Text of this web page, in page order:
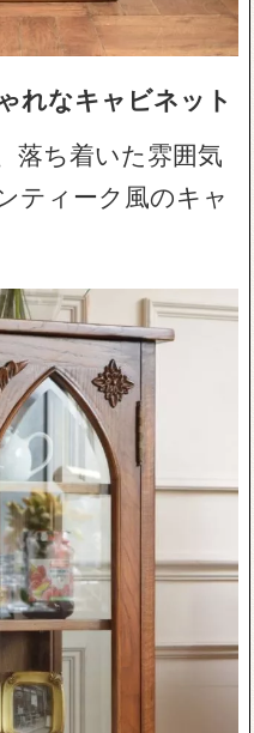
れなキャビネット
落ち着いた雰囲気
ティーク風のキャ